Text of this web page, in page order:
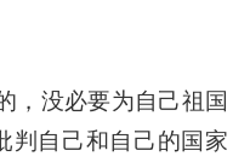
，没必要为自己祖国
判自己和自己的国家